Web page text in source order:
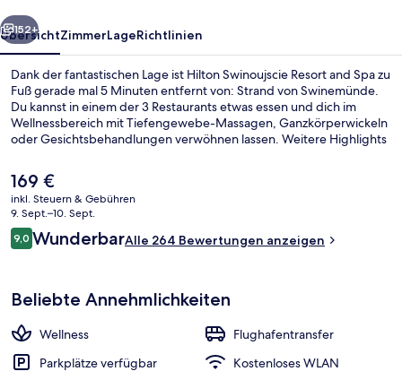
Weiter
152+
ÜbersichtZimmerLageRichtlinien
Dank der fantastischen Lage ist Hilton Swinoujscie Resort and Spa zu
Fuß gerade mal 5 Minuten entfernt von: Strand von Swinemünde.
Du kannst in einem der 3 Restaurants etwas essen und dich im
Wellnessbereich mit Tiefengewebe-Massagen, Ganzkörperwickeln
oder Gesichtsbehandlungen verwöhnen lassen. Weitere Highlights
um die Uhr geöffnet) sprechen für dieses Resort im luxuriösen Stil.
Andere Reisende lieben das hilfsbereite Personal.
Der
aktuelle
Preis
beträgt
169 €.
169 €
inkl. Steuern & Gebühren
9. Sept.–10. Sept.
Bewertungen
9,09,0 von 10.
WunderbarAlle 264 Bewertungen anzeigen
Beliebte Annehmlichkeiten
Wellness
Flughafentransfer
Parkplätze verfügbar
Kostenloses WLAN